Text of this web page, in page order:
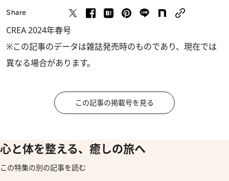
Share
CREA 2024年春号
※この記事のデータは雑誌発売時のものであり、現在では
異なる場合があります。
この記事の掲載号を見る
心と体を整える、癒しの旅へ
この特集の別の記事を読む